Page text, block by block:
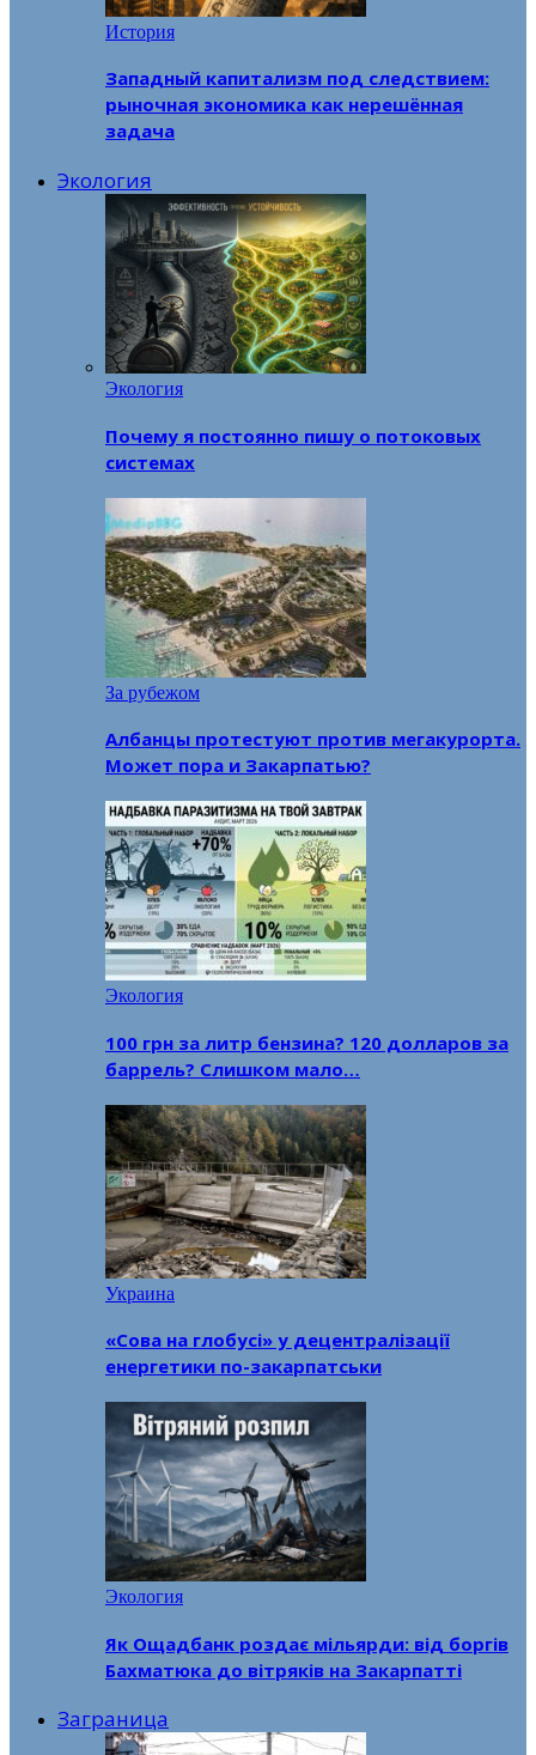
История
Западный капитализм под следствием:
рыночная экономика как нерешённая
задача
Экология
Экология
Почему я постоянно пишу о потоковых
системах
За рубежом
Албанцы протестуют против мегакурорта.
Может пора и Закарпатью?
Экология
100 грн за литр бензина? 120 долларов за
баррель? Слишком мало…
Украина
«Сова на глобусі» у децентралізації
енергетики по-закарпатськи
Экология
Як Ощадбанк роздає мільярди: від боргів
Бахматюка до вітряків на Закарпатті
Заграница